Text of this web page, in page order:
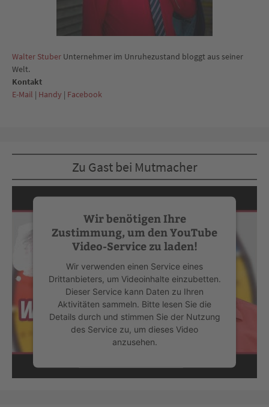
Walter Stuber Unternehmer im Unruhezustand bloggt aus seiner
Welt.
Kontakt
E-Mail | Handy | Facebook
Zu Gast bei Mutmacher
Wir benötigen Ihre
Zustimmung, um den YouTube
Video-Service zu laden!
Wir verwenden einen Service eines
Drittanbieters, um Videoinhalte einzubetten.
Dieser Service kann Daten zu Ihren
Aktivitäten sammeln. Bitte lesen Sie die
Details durch und stimmen Sie der Nutzung
des Service zu, um dieses Video
anzusehen.
Mehr Informationen